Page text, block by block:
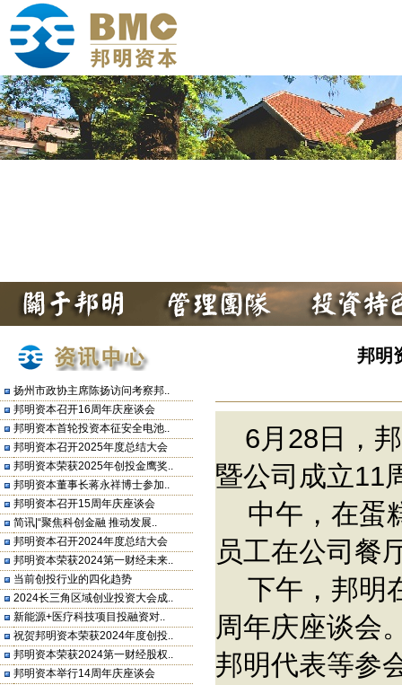
扬州市政协主席陈扬访问考察邦..
邦明资本召开16周年庆座谈会
邦明资本首轮投资本征安全电池..
邦明资本召开2025年度总结大会
邦明资本荣获2025年创投金鹰奖..
邦明资本董事长蒋永祥博士参加..
邦明资本召开15周年庆座谈会
简讯|“聚焦科创金融 推动发展..
邦明资本召开2024年度总结大会
邦明资本荣获2024第一财经未来..
当前创投行业的四化趋势
2024长三角区域创业投资大会成..
新能源+医疗科技项目投融资对..
祝贺邦明资本荣获2024年度创投..
邦明资本荣获2024第一财经股权..
邦明资本举行14周年庆座谈会
邦明
6月28日，
暨公司成立11
中午，在蛋
员工在公司餐
下午，邦明
周年庆座谈会
邦明代表等参